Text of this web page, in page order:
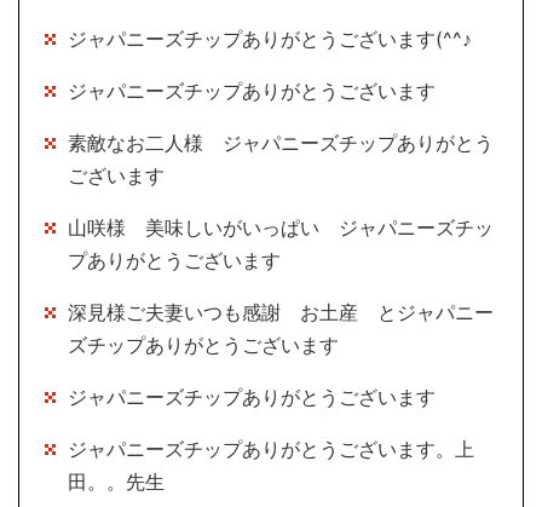
ジャパニーズチップありがとうございます(^^♪
ジャパニーズチップありがとうございます
素敵なお二人様 ジャパニーズチップありがとう
ございます
山咲様 美味しいがいっぱい ジャパニーズチッ
プありがとうございます
深見様ご夫妻いつも感謝 お土産 とジャパニー
ズチップありがとうございます
ジャパニーズチップありがとうございます
ジャパニーズチップありがとうございます。上
田。。先生